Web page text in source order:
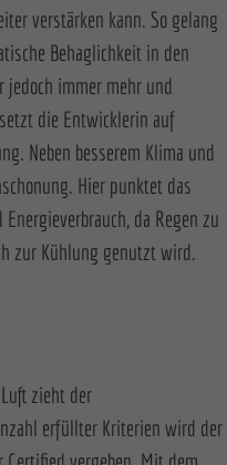
verstärken kann. So gelang
Behaglichkeit in den
immer mehr und
die Entwicklerin auf
Neben besserem Klima und
Hier punktet das
da Regen zu
zur Kühlung genutzt wird.
zieht der
erfüllter Kriterien wird der